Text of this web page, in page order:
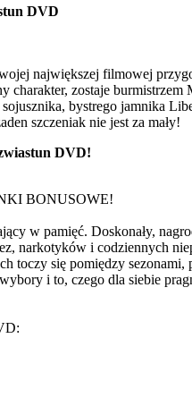
DVD
największej filmowej
charakter, zostaje
bystrego jamnika
szczeniak nie jest za mały!
DVD!
BONUSOWE!
w pamięć. Doskonały,
narkotyków i codziennych
toczy się pomiędzy
i to, czego dla siebie